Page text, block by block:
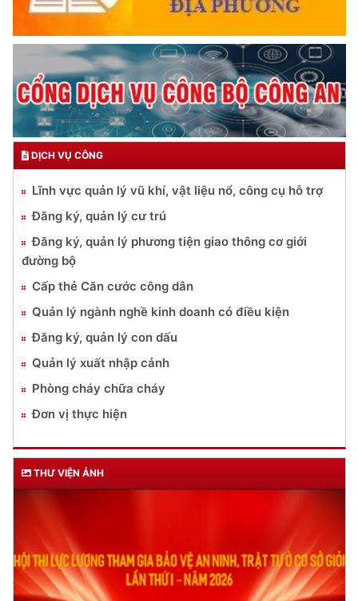
DỊCH VỤ CÔNG
Lĩnh vực quản lý vũ khí, vật liệu nổ, công cụ hỗ trợ
Đăng ký, quản lý cư trú
Đăng ký, quản lý phương tiện giao thông cơ giới
đường bộ
Cấp thẻ Căn cước công dân
Quản lý ngành nghề kinh doanh có điều kiện
Đăng ký, quản lý con dấu
Quản lý xuất nhập cảnh
Phòng cháy chữa cháy
Đơn vị thực hiện
THƯ VIỆN ẢNH